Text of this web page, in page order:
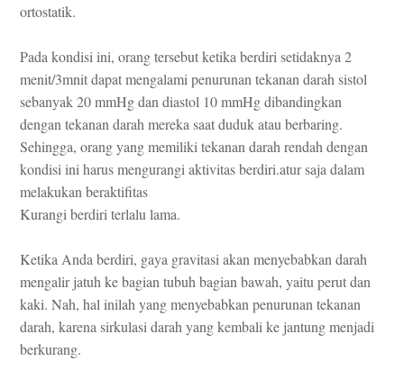
ortostatik.
Pada kondisi ini, orang tersebut ketika berdiri setidaknya 2
menit/3mnit dapat mengalami penurunan tekanan darah sistol
sebanyak 20 mmHg dan diastol 10 mmHg dibandingkan
dengan tekanan darah mereka saat duduk atau berbaring.
Sehingga, orang yang memiliki tekanan darah rendah dengan
kondisi ini harus mengurangi aktivitas berdiri.atur saja dalam
melakukan beraktifitas
Kurangi berdiri terlalu lama.
Ketika Anda berdiri, gaya gravitasi akan menyebabkan darah
mengalir jatuh ke bagian tubuh bagian bawah, yaitu perut dan
kaki. Nah, hal inilah yang menyebabkan penurunan tekanan
darah, karena sirkulasi darah yang kembali ke jantung menjadi
berkurang.